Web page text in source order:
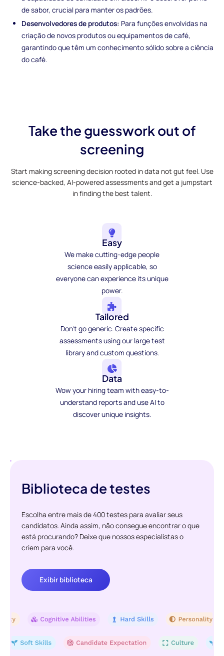
de sabor, crucial para manter os padrões.
Desenvolvedores de produtos: Para funções envolvidas na
criação de novos produtos ou equipamentos de café,
garantindo que têm um conhecimento sólido sobre a ciência
do café.
Take the guesswork out of
screening
Start making screening decision rooted in data not gut feel. Use
science-backed, AI-powered assessments and get a jumpstart
in finding the best talent.
Easy
We make cutting-edge people
science easily applicable, so
everyone can experience its unique
power.
Tailored
Don't go generic. Create specific
assessments using our large test
library and custom questions.
Data
Wow your hiring team with easy-to-
understand reports and use AI to
discover unique insights.
Biblioteca de testes
Escolha entre mais de 400 testes para avaliar seus
candidatos. Ainda assim, não consegue encontrar o que
está procurando? Deixe que nossos especialistas o
criem para você.
Exibir biblioteca